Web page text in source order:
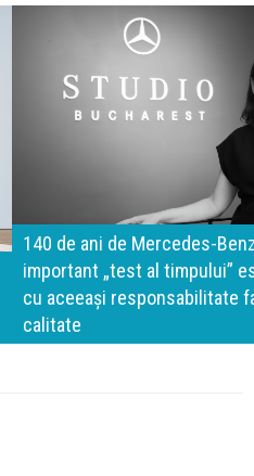
Ramona Pîrlog: Cel mai
să inovăm constant, dar
de oameni, siguranță și